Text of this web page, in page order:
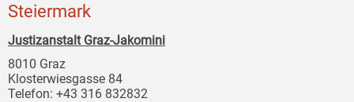
Steiermark
Justizanstalt Graz-Jakomini
8010 Graz
Klosterwiesgasse 84
Telefon: +43 316 832832